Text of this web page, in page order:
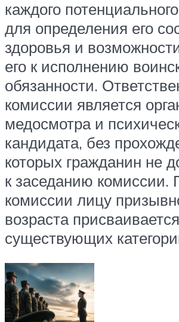
каждого
для определения его
здоровья и
его к исполнению
обязанности.
комиссии является
медосмотра и
кандидата, без
которых гражданин не
к заседанию комиссии.
комиссии лицу
возраста
существующих